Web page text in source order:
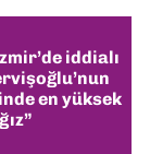
iddialı
en yüksek